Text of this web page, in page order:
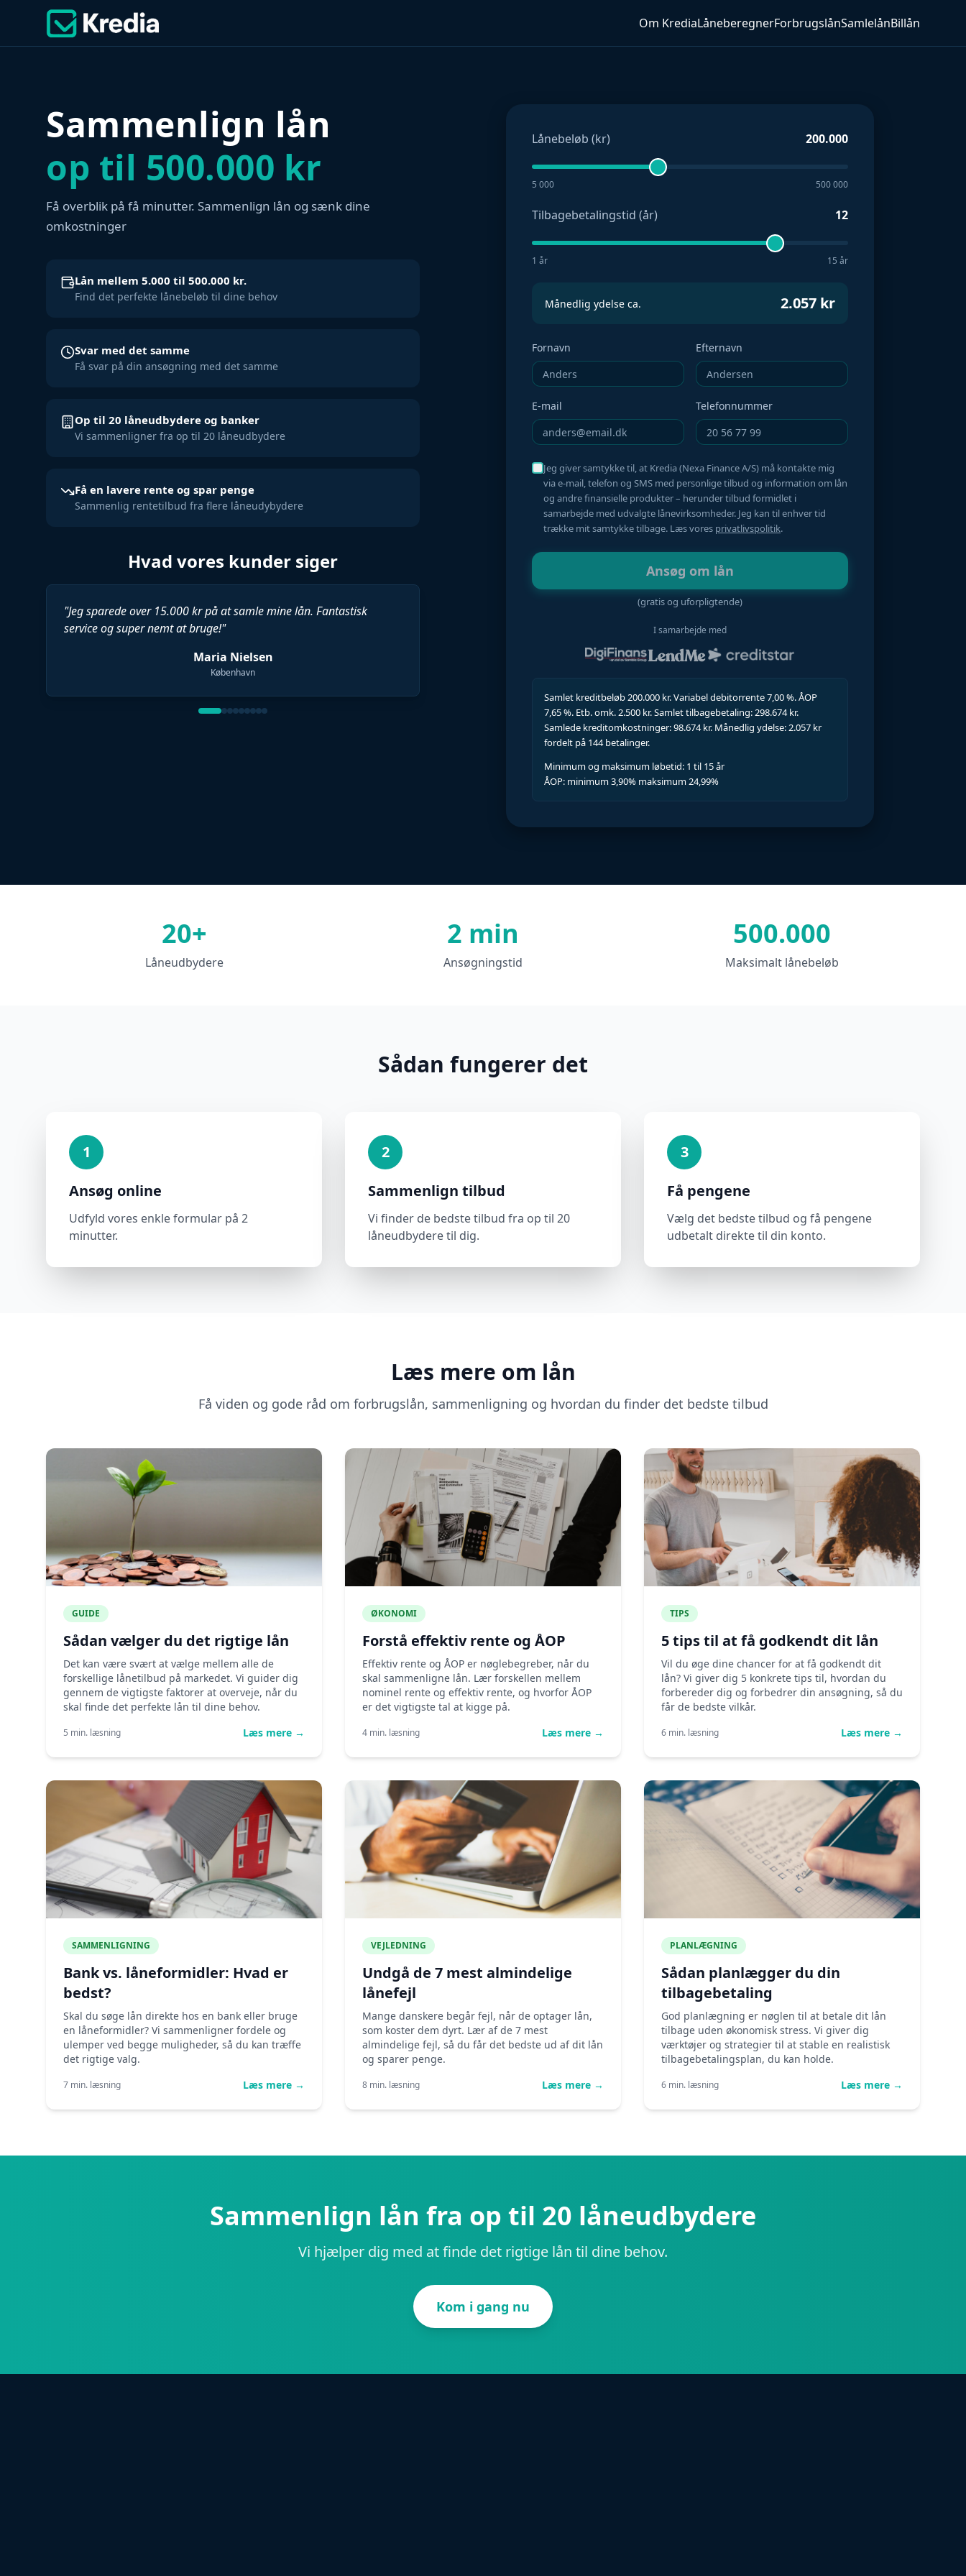
Om KrediaLåneberegnerForbrugslånSamlelånBillån
Sammenlign lån
op til 500.000 kr
Få overblik på få minutter. Sammenlign lån og sænk dine
omkostninger
Lån mellem 5.000 til 500.000 kr.
Find det perfekte lånebeløb til dine behov
Svar med det samme
Få svar på din ansøgning med det samme
Op til 20 låneudbydere og banker
Vi sammenligner fra op til 20 låneudbydere
Få en lavere rente og spar penge
Sammenlig rentetilbud fra flere låneudybydere
Hvad vores kunder siger
"Jeg sparede over 15.000 kr på at samle mine lån. Fantastisk
service og super nemt at bruge!"
Maria Nielsen
København
Lånebeløb (kr) 200.000
5 000 500 000
Tilbagebetalingstid (år) 12
1 år 15 år
Månedlig ydelse ca. 2.057 kr
Fornavn Efternavn
E-mail Telefonnummer
Jeg giver samtykke til, at Kredia (Nexa Finance A/S) må kontakte mig
via e-mail, telefon og SMS med personlige tilbud og information om lån
og andre finansielle produkter – herunder tilbud formidlet i
samarbejde med udvalgte lånevirksomheder. Jeg kan til enhver tid
trække mit samtykke tilbage. Læs vores privatlivspolitik.
Ansøg om lån
(gratis og uforpligtende)
I samarbejde med
Samlet kreditbeløb 200.000 kr. Variabel debitorrente 7,00 %. ÅOP
7,65 %. Etb. omk. 2.500 kr. Samlet tilbagebetaling: 298.674 kr.
Samlede kreditomkostninger: 98.674 kr. Månedlig ydelse: 2.057 kr
fordelt på 144 betalinger.
Minimum og maksimum løbetid: 1 til 15 år
ÅOP: minimum 3,90% maksimum 24,99%
20+
Låneudbydere
2 min
Ansøgningstid
500.000
Maksimalt lånebeløb
Sådan fungerer det
1
Ansøg online
Udfyld vores enkle formular på 2
minutter.
2
Sammenlign tilbud
Vi finder de bedste tilbud fra op til 20
låneudbydere til dig.
3
Få pengene
Vælg det bedste tilbud og få pengene
udbetalt direkte til din konto.
Læs mere om lån
Få viden og gode råd om forbrugslån, sammenligning og hvordan du finder det bedste tilbud
GUIDE
Sådan vælger du det rigtige lån
Det kan være svært at vælge mellem alle de
forskellige lånetilbud på markedet. Vi guider dig
gennem de vigtigste faktorer at overveje, når du
skal finde det perfekte lån til dine behov.
5 min. læsning Læs mere →
ØKONOMI
Forstå effektiv rente og ÅOP
Effektiv rente og ÅOP er nøglebegreber, når du
skal sammenligne lån. Lær forskellen mellem
nominel rente og effektiv rente, og hvorfor ÅOP
er det vigtigste tal at kigge på.
4 min. læsning Læs mere →
TIPS
5 tips til at få godkendt dit lån
Vil du øge dine chancer for at få godkendt dit
lån? Vi giver dig 5 konkrete tips til, hvordan du
forbereder dig og forbedrer din ansøgning, så du
får de bedste vilkår.
6 min. læsning Læs mere →
SAMMENLIGNING
Bank vs. låneformidler: Hvad er
bedst?
Skal du søge lån direkte hos en bank eller bruge
en låneformidler? Vi sammenligner fordele og
ulemper ved begge muligheder, så du kan træffe
det rigtige valg.
7 min. læsning Læs mere →
VEJLEDNING
Undgå de 7 mest almindelige
lånefejl
Mange danskere begår fejl, når de optager lån,
som koster dem dyrt. Lær af de 7 mest
almindelige fejl, så du får det bedste ud af dit lån
og sparer penge.
8 min. læsning Læs mere →
PLANLÆGNING
Sådan planlægger du din
tilbagebetaling
God planlægning er nøglen til at betale dit lån
tilbage uden økonomisk stress. Vi giver dig
værktøjer og strategier til at stable en realistisk
tilbagebetalingsplan, du kan holde.
6 min. læsning Læs mere →
Sammenlign lån fra op til 20 låneudbydere
Vi hjælper dig med at finde det rigtige lån til dine behov.
Kom i gang nu